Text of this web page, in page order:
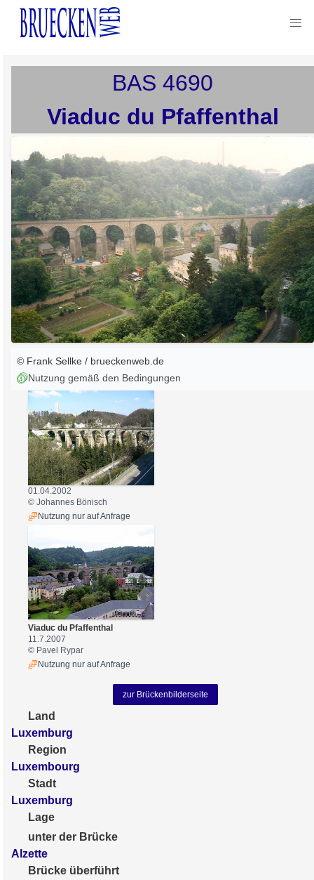
BAS 4690
Viaduc du Pfaffenthal
© Frank Sellke / brueckenweb.de
Nutzung gemäß den Bedingungen
01.04.2002
© Johannes Bönisch
Nutzung nur auf Anfrage
Viaduc du Pfaffenthal
11.7.2007
© Pavel Rypar
Nutzung nur auf Anfrage
zur Brückenbilderseite
Land
Luxemburg
Region
Luxembourg
Stadt
Luxemburg
Lage
unter der Brücke
Alzette
Brücke überführt